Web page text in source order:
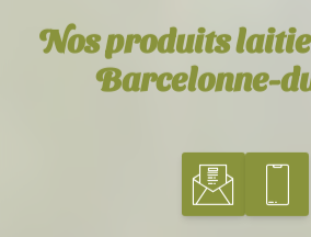
Nos produits
Barcelonne-